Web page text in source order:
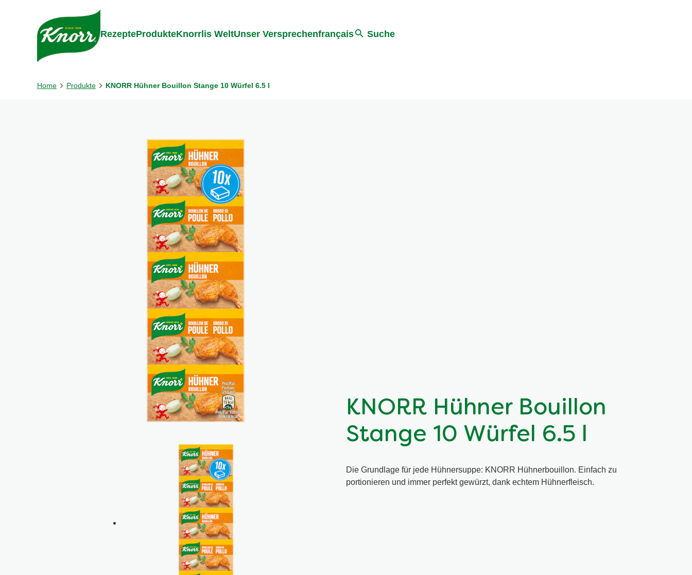
Gehe zu:
RezepteProdukteKnorrlis WeltUnser Versprechenfrançais Suche
Home Produkte KNORR Hühner Bouillon Stange 10 Würfel 6.5 l
KNORR Hühner Bouillon
Stange 10 Würfel 6.5 l
Die Grundlage für jede Hühnersuppe: KNORR Hühnerbouillon. Einfach zu
portionieren und immer perfekt gewürzt, dank echtem Hühnerfleisch.